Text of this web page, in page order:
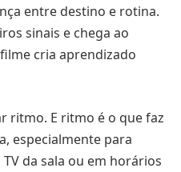
entre destino e rotina.
sinais e chega ao
cria aprendizado
ritmo. E ritmo é o que faz
especialmente para
da sala ou em horários